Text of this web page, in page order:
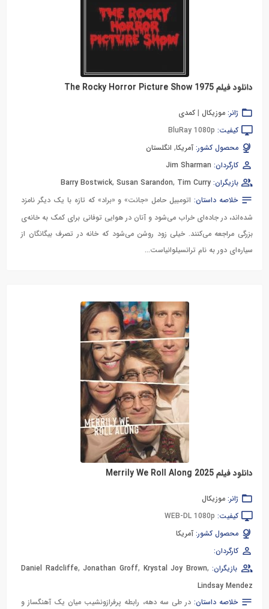
دانلود فیلم The Rocky Horror Picture Show 1975
ژانر: موزیکال | کمدی
کیفیت: BluRay 1080p
محصول کشور: آمریکا, انگلستان
کارگردان: Jim Sharman
بازیگران:
Barry Bostwick, Susan Sarandon, Tim Curry
خلاصه داستان: اتومبیل حامل «جانت» و «براد» که تازه با یک دیگر نامزد
شده‌اند، در جاده‌ای خراب می‌شود و آنان در هوایی توفانی برای کمک به خانه‌ی
بزرگی مراجعه می‌کنند. خیلی زود روشن می‌شود که خانه در تصرف بیگانگان از
سیاره‌ای دور به نام ترانسیلوانیاست...
دانلود فیلم Merrily We Roll Along 2025
ژانر: موزیکال
کیفیت: WEB-DL 1080p
محصول کشور: آمریکا
کارگردان:
بازیگران:
Daniel Radcliffe,Jonathan Groff, Krystal Joy Brown,
Lindsay Mendez
خلاصه داستان:در طی سه دهه، رابطه پرفرازونشیب میان یک آهنگساز و